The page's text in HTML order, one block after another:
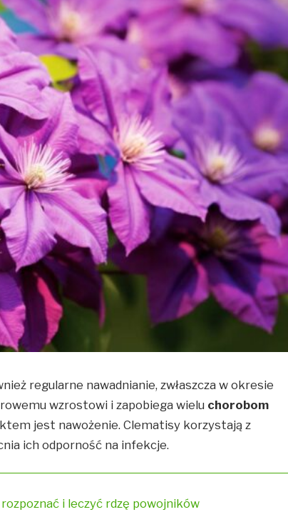
regularne nawadnianie, zwłaszcza w okresie
wzrostowi i zapobiega wielu chorobom
jest nawożenie. Clematisy korzystają z
ich odporność na infekcje.
i leczyć rdzę powojników